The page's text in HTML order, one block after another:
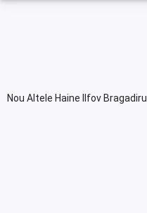
Nou Altele Haine Ilfov Bragadiru